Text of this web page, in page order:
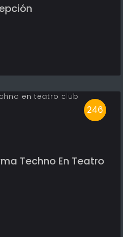
246
Techno En Teatro